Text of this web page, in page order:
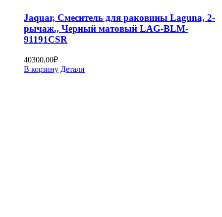
Jaquar, Смеситель для раковины Laguna, 2-
рычаж., Черный матовый LAG-BLM-
91191CSR
40300,00₽
В корзину Детали